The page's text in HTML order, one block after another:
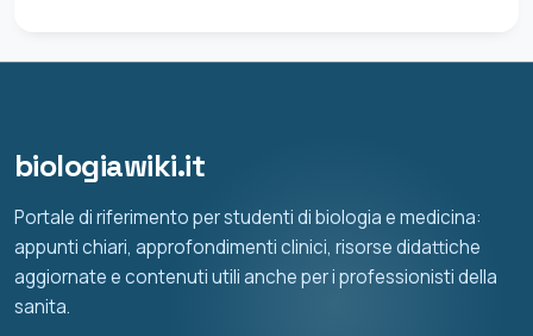
biologiawiki.it
Portale di riferimento per studenti di biologia e medicina:
appunti chiari, approfondimenti clinici, risorse didattiche
aggiornate e contenuti utili anche per i professionisti della
sanita.